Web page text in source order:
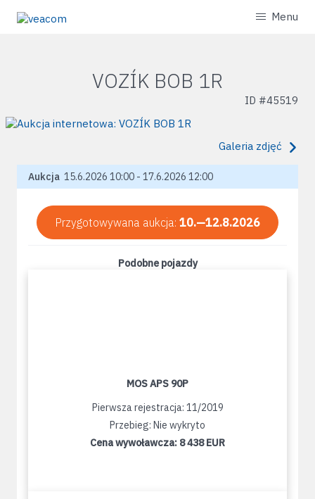
Menu
VOZÍK BOB 1R
ID #45519
Galeria zdjęć
Aukcja 15.6.2026 10:00 - 17.6.2026 12:00
Przygotowywana aukcja: 10.—12.8.2026
Podobne pojazdy
MOS APS 90P
Pierwsza rejestracja: 11/2019
Przebieg: Nie wykryto
Cena wywoławcza: 8 438 EUR